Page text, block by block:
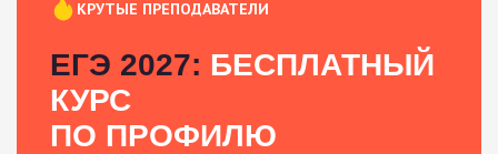
КРУТЫЕ ПРЕПОДАВАТЕЛИ
ЕГЭ 2027: БЕСПЛАТНЫЙ
КУРС
ПО ПРОФИЛЮ